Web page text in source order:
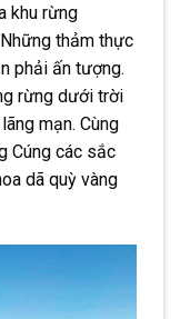
khu rừng
thảm thực
phải ấn tượng.
rừng dưới trời
mạn. Cùng
Cúng các sắc
dã quỳ vàng